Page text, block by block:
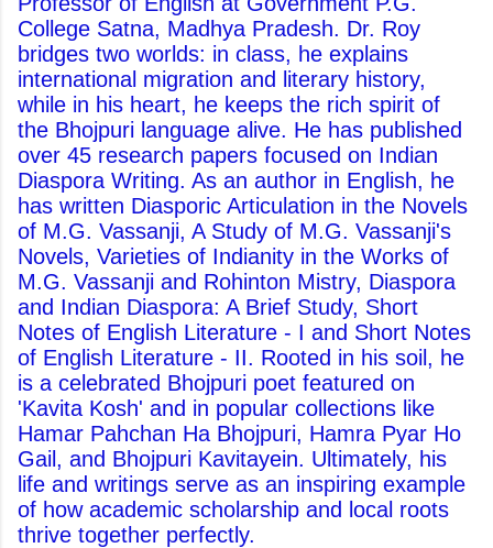
College Satna, Madhya Pradesh. Dr. Roy
bridges two worlds: in class, he explains
international migration and literary history,
while in his heart, he keeps the rich spirit of
the Bhojpuri language alive. He has published
over 45 research papers focused on Indian
Diaspora Writing. As an author in English, he
has written Diasporic Articulation in the Novels
of M.G. Vassanji, A Study of M.G. Vassanji's
Novels, Varieties of Indianity in the Works of
M.G. Vassanji and Rohinton Mistry, Diaspora
and Indian Diaspora: A Brief Study, Short
Notes of English Literature - I and Short Notes
of English Literature - II. Rooted in his soil, he
is a celebrated Bhojpuri poet featured on
'Kavita Kosh' and in popular collections like
Hamar Pahchan Ha Bhojpuri, Hamra Pyar Ho
Gail, and Bhojpuri Kavitayein. Ultimately, his
life and writings serve as an inspiring example
of how academic scholarship and local roots
thrive together perfectly.